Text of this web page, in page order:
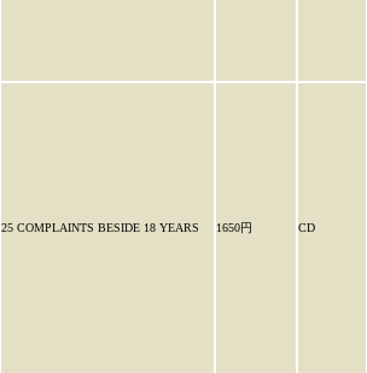
25 COMPLAINTS BESIDE 18 YEARS 1650円 CD